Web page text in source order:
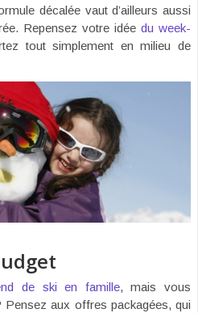
décalée vaut d’ailleurs aussi
Repensez votre idée du week-
tout simplement en milieu de
de ski en famille, mais vous
aux offres packagées, qui